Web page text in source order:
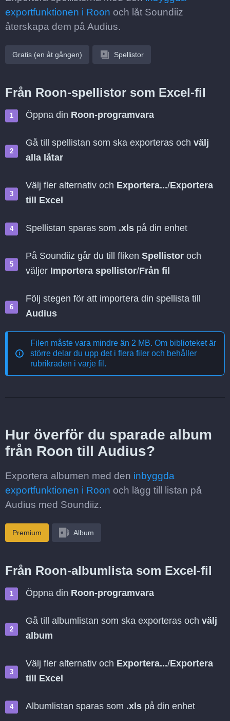
exportfunktionen i Roon och låt Soundiiz
återskapa dem på Audius.
Gratis (en åt gången) Spellistor
Från Roon-spellistor som Excel-fil
Öppna din Roon-programvara
Gå till spellistan som ska exporteras och välj
alla låtar
Välj fler alternativ och Exportera.../Exportera
till Excel
Spellistan sparas som .xls på din enhet
På Soundiiz går du till fliken Spellistor och
väljer Importera spellistor/Från fil
Följ stegen för att importera din spellista till
Audius
Filen måste vara mindre än 2 MB. Om biblioteket är
större delar du upp det i flera filer och behåller
rubrikraden i varje fil.
Hur överför du sparade album
från Roon till Audius?
Exportera albumen med den inbyggda
exportfunktionen i Roon och lägg till listan på
Audius med Soundiiz.
Premium Album
Från Roon-albumlista som Excel-fil
Öppna din Roon-programvara
Gå till albumlistan som ska exporteras och välj
album
Välj fler alternativ och Exportera.../Exportera
till Excel
Albumlistan sparas som .xls på din enhet